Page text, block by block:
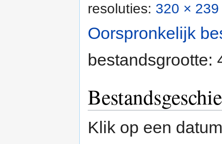
resoluties: 320 ×
Oorspronkelijk
bestandsgrootte:
Klik op een